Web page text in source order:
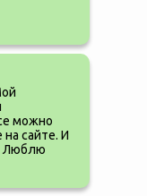
можно
сайте. И
Люблю